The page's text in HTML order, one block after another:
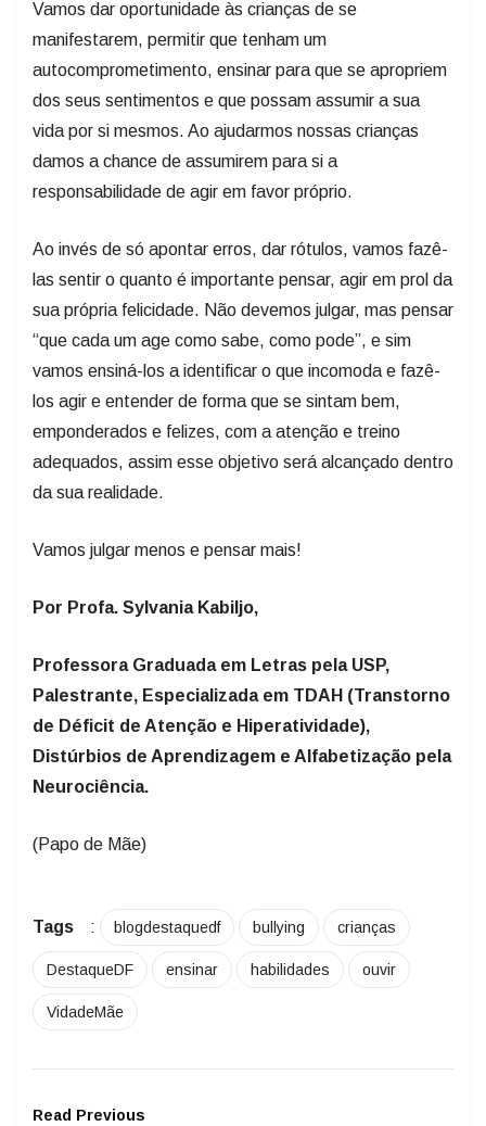
Vamos dar oportunidade às crianças de se
manifestarem, permitir que tenham um
autocomprometimento, ensinar para que se apropriem
dos seus sentimentos e que possam assumir a sua
vida por si mesmos. Ao ajudarmos nossas crianças
damos a chance de assumirem para si a
responsabilidade de agir em favor próprio.
Ao invés de só apontar erros, dar rótulos, vamos fazê-
las sentir o quanto é importante pensar, agir em prol da
sua própria felicidade. Não devemos julgar, mas pensar
“que cada um age como sabe, como pode”, e sim
vamos ensiná-los a identificar o que incomoda e fazê-
los agir e entender de forma que se sintam bem,
emponderados e felizes, com a atenção e treino
adequados, assim esse objetivo será alcançado dentro
da sua realidade.
Vamos julgar menos e pensar mais!
Por Profa. Sylvania Kabiljo,
Professora Graduada em Letras pela USP,
Palestrante, Especializada em TDAH (Transtorno
de Déficit de Atenção e Hiperatividade),
Distúrbios de Aprendizagem e Alfabetização pela
Neurociência.
(Papo de Mãe)
Tags : blogdestaquedf bullying crianças
DestaqueDF ensinar habilidades ouvir
VidadeMãe
Read Previous